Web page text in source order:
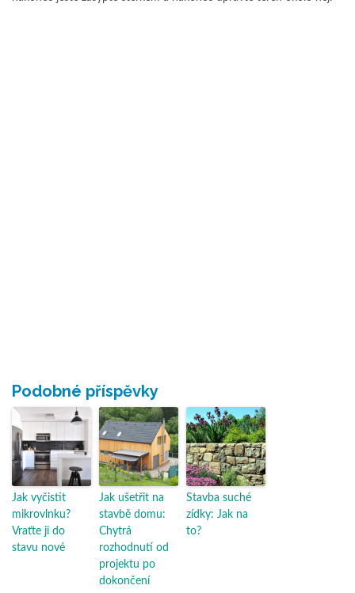
Podobné příspěvky
Jak vyčistit
mikrovlnku?
Vraťte ji do
stavu nové
Jak ušetřit na
stavbě domu:
Chytrá
rozhodnutí od
projektu po
dokončení
Stavba suché
zídky: Jak na
to?